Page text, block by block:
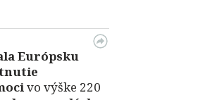
Európsku
vo výške 220